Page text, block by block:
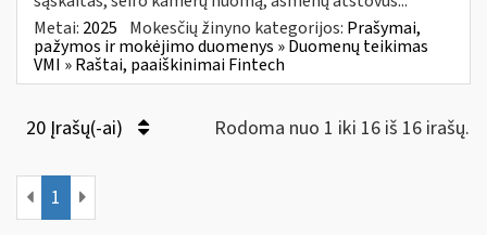
Metai: 2025 Mokesčių žinyno kategorijos: Prašymai,
pažymos ir mokėjimo duomenys » Duomenų teikimas
VMI » Raštai, paaiškinimai Fintech
20 Įrašų(-ai) Rodoma nuo 1 iki 16 iš 16 irašų.
1